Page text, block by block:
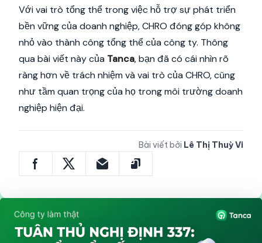
Với vai trò tổng thể trong việc hỗ trợ sự phát triển
bền vững của doanh nghiệp, CHRO đóng góp không
nhỏ vào thành công tổng thể của công ty. Thông
qua bài viết này của Tanca, bạn đã có cái nhìn rõ
ràng hơn về trách nhiệm và vai trò của CHRO, cũng
như tầm quan trọng của họ trong môi trường doanh
nghiệp hiện đại.
Bài viết bởi Lê Thị Thuỳ Vi